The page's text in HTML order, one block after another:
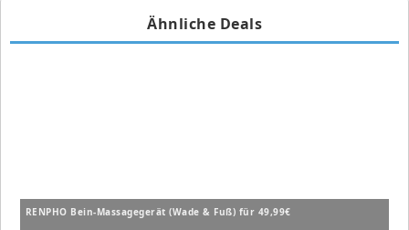
Ähnliche Deals
RENPHO Bein-Massagegerät (Wade & Fuß) für 49,99€